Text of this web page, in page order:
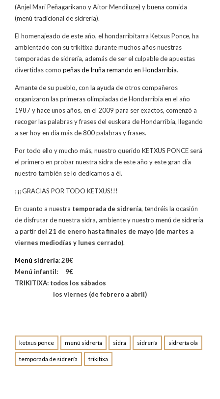
(Anjel Mari Peñagarikano y Aitor Mendiluze) y buena comida
(menú tradicional de sidrería).
El homenajeado de este año, el hondarribitarra Ketxus Ponce, ha
ambientado con su trikitixa durante muchos años nuestras
temporadas de sidrería, además de ser el culpable de apuestas
divertidas como peñas de Iruña remando en Hondarribia.
Amante de su pueblo, con la ayuda de otros compañeros
organizaron las primeras olimpiadas de Hondarribia en el año
1987 y hace unos años, en el 2009 para ser exactos, comenzó a
recoger las palabras y frases del euskera de Hondarribia, llegando
a ser hoy en día más de 800 palabras y frases.
Por todo ello y mucho más, nuestro querido KETXUS PONCE será
el primero en probar nuestra sidra de este año y este gran día
nuestro también se lo dedicamos a él.
¡¡¡GRACIAS POR TODO KETXUS!!!
En cuanto a nuestra temporada de sidrería, tendréis la ocasión
de disfrutar de nuestra sidra, ambiente y nuestro menú de sidrería
a partir del 21 de enero hasta finales de mayo (de martes a
viernes mediodías y lunes cerrado).
Menú sidrería: 28€
Menú infantil: 9€
TRIKITIXA: todos los sábados
los viernes (de febrero a abril)
ketxus ponce menú sidrería sidra sidrería sidrería ola
temporada de sidrería trikitixa